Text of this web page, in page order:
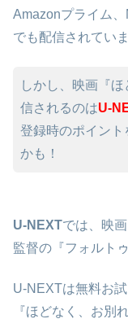
Amazonプライム
でも配信されてい
しかし、映画『
信されるのはU-
登録時のポイント
かも！
U-NEXTでは、映
監督の『フォルト
U-NEXTは無料お
『ほどなく、お別